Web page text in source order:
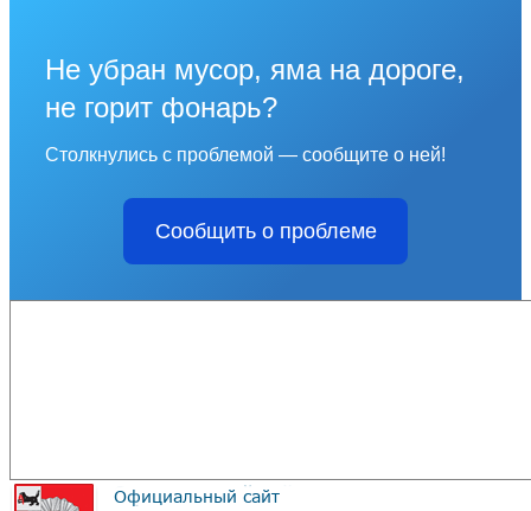
Не убран мусор, яма на дороге,
не горит фонарь?
Столкнулись с проблемой — сообщите о ней!
Сообщить о проблеме